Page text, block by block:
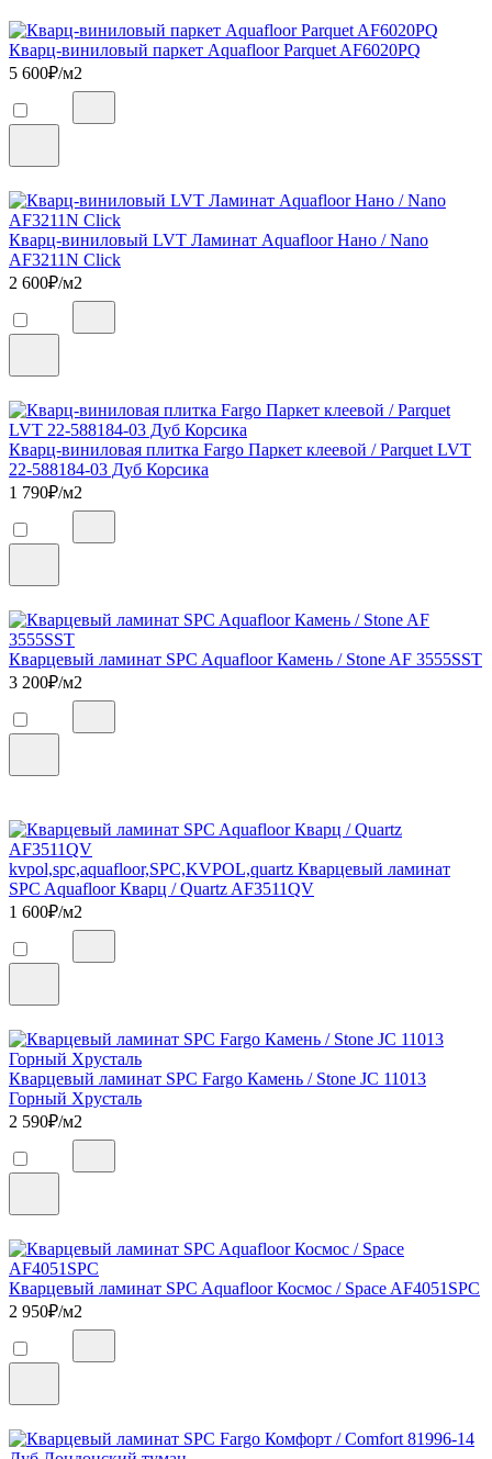
Кварц-виниловый паркет Aquafloor Parquet AF6020PQ
5 600₽/м2
Кварц-виниловый LVT Ламинат Aquafloor Нано / Nano
AF3211N Click
2 600₽/м2
Кварц-виниловая плитка Fargo Паркет клеевой / Parquet LVT
22-588184-03 Дуб Корсика
1 790₽/м2
Кварцевый ламинат SPC Aquafloor Камень / Stone AF 3555SST
3 200₽/м2
kvpol,spc,aquafloor,SPC,KVPOL,quartz Кварцевый ламинат
SPC Aquafloor Кварц / Quartz AF3511QV
1 600₽/м2
Кварцевый ламинат SPC Fargo Камень / Stone JC 11013
Горный Хрусталь
2 590₽/м2
Кварцевый ламинат SPC Aquafloor Космос / Space AF4051SPC
2 950₽/м2